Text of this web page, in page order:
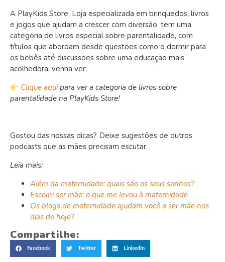
A PlayKids Store, Loja especializada em brinquedos, livros
e jogos que ajudam a crescer com diversão, tem uma
categoria de livros especial sobre parentalidade, com
títulos que abordam desde questões como o dormir para
os bebês até discussões sobre uma educação mais
acolhedora, venha ver:
Clique aquipara ver a categoria de livros sobre
parentalidade na PlayKids Store!
Gostou das nossas dicas? Deixe sugestões de outros
podcasts que as mães precisam escutar.
Leia mais:
Além da maternidade: quais são os seus sonhos?
Escolhi ser mãe: o que me levou à maternidade
Os blogs de maternidade ajudam você a ser mãe nos
dias de hoje?
Compartilhe:
Facebook Twitter LinkedIn